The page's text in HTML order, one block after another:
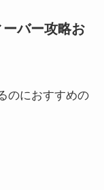
バー攻略お
のにおすすめの